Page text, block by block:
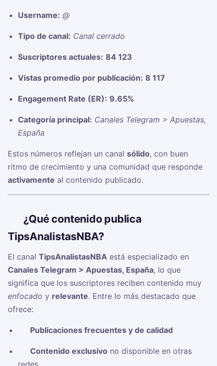
Username: @
Tipo de canal: Canal cerrado
Suscriptores actuales: 84 123
Vistas promedio por publicación: 8 117
Engagement Rate (ER): 9.65%
Categoría principal: Canales Telegram > Apuestas,
España
Estos números reflejan un canal sólido, con buen
ritmo de crecimiento y una comunidad que responde
activamente al contenido publicado.
¿Qué contenido publica
TipsAnalistasNBA?
El canal TipsAnalistasNBA está especializado en
Canales Telegram > Apuestas, España, lo que
significa que los suscriptores reciben contenido muy
enfocado y relevante. Entre lo más destacado que
ofrece:
Publicaciones frecuentes y de calidad
Contenido exclusivo no disponible en otras